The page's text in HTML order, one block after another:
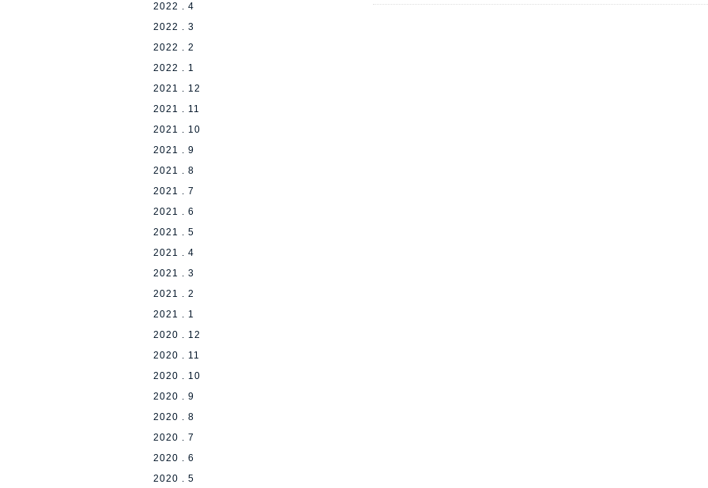
2022 . 4
2022 . 3
2022 . 2
2022 . 1
2021 . 12
2021 . 11
2021 . 10
2021 . 9
2021 . 8
2021 . 7
2021 . 6
2021 . 5
2021 . 4
2021 . 3
2021 . 2
2021 . 1
2020 . 12
2020 . 11
2020 . 10
2020 . 9
2020 . 8
2020 . 7
2020 . 6
2020 . 5